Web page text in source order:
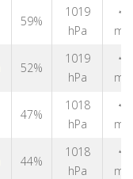
59%
1019
hPa
↑
m/s
52%
1019
hPa
↑
m/s
47%
1018
hPa
↑
m/s
44%
1018
hPa
↑
m/s